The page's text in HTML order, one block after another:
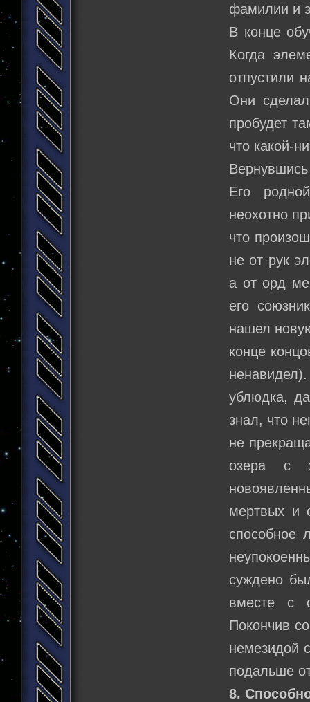
фамилии и
В конце
Когда
отпустили
Они
пробудет
что какой-
Его
неохотно
что
не от рук
а от орд
его
нашел
конце
ублюдка,
знал, что
не
озера с
мертвых и
способное
суждено
вместе с
Покончив
немезидой
подальше
8.